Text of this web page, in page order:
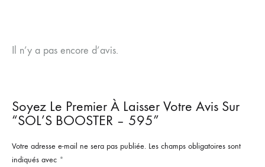
Il n’y a pas encore d’avis.
Soyez Le Premier À Laisser Votre Avis Sur
“SOL’S BOOSTER – 595”
Votre adresse e-mail ne sera pas publiée. Les champs obligatoires sont
indiqués avec *